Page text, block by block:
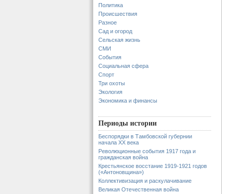
Политика
Происшествия
Разное
Сад и огород
Сельская жизнь
СМИ
События
Социальная сфера
Спорт
Три охоты
Экология
Экономика и финансы
Периоды истории
Беспорядки в Тамбовской губернии
начала XX века
Революционные события 1917 года и
гражданская война
Крестьянское восстание 1919-1921 годов
(«Антоновщина»)
Коллективизация и раскулачивание
Великая Отечественная война